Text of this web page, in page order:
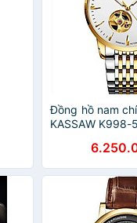
Đồng hồ nam
KASSAW K998-